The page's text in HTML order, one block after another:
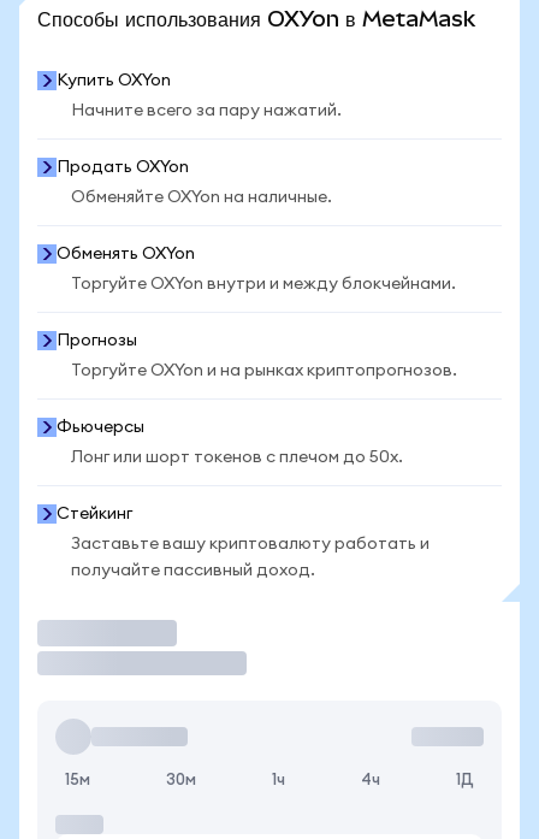
Способы использования OXYon в MetaMask
Купить OXYon
Начните всего за пару нажатий.
Продать OXYon
Обменяйте OXYon на наличные.
Обменять OXYon
Торгуйте OXYon внутри и между блокчейнами.
Прогнозы
Торгуйте OXYon и на рынках криптопрогнозов.
Фьючерсы
Лонг или шорт токенов с плечом до 50x.
Стейкинг
Заставьте вашу криптовалюту работать и
получайте пассивный доход.
15м 30м 1ч 4ч 1Д